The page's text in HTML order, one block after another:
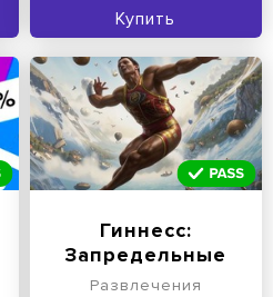
Купить
Гиннесс:
Запредельные
достижения
Развлечения